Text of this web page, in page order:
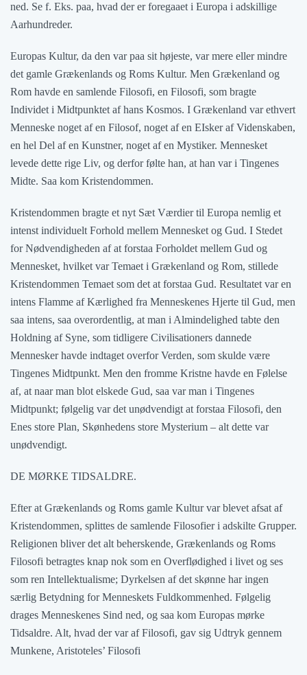
ned. Se f. Eks. paa, hvad der er foregaaet i Europa i adskillige
Aarhundreder.
Europas Kultur, da den var paa sit højeste, var mere eller mindre
det gamle Grækenlands og Roms Kultur. Men Grækenland og
Rom havde en samlende Filosofi, en Filosofi, som bragte
Individet i Midtpunktet af hans Kosmos. I Grækenland var ethvert
Menneske noget af en Filosof, noget af en EIsker af Videnskaben,
en hel Del af en Kunstner, noget af en Mystiker. Mennesket
levede dette rige Liv, og derfor følte han, at han var i Tingenes
Midte. Saa kom Kristendommen.
Kristendommen bragte et nyt Sæt Værdier til Europa nemlig et
intenst individuelt Forhold mellem Mennesket og Gud. I Stedet
for Nødvendigheden af at forstaa Forholdet mellem Gud og
Mennesket, hvilket var Temaet i Grækenland og Rom, stillede
Kristendommen Temaet som det at forstaa Gud. Resultatet var en
intens Flamme af Kærlighed fra Menneskenes Hjerte til Gud, men
saa intens, saa overordentlig, at man i Almindelighed tabte den
Holdning af Syne, som tidligere Civilisationers dannede
Mennesker havde indtaget overfor Verden, som skulde være
Tingenes Midtpunkt. Men den fromme Kristne havde en Følelse
af, at naar man blot elskede Gud, saa var man i Tingenes
Midtpunkt; følgelig var det unødvendigt at forstaa Filosofi, den
Enes store Plan, Skønhedens store Mysterium – alt dette var
unødvendigt.
DE MØRKE TIDSALDRE.
Efter at Grækenlands og Roms gamle Kultur var blevet afsat af
Kristendommen, splittes de samlende Filosofier i adskilte Grupper.
Religionen bliver det alt beherskende, Grækenlands og Roms
Filosofi betragtes knap nok som en Overflødighed i livet og ses
som ren Intellektualisme; Dyrkelsen af det skønne har ingen
særlig Betydning for Menneskets Fuldkommenhed. Følgelig
drages Menneskenes Sind ned, og saa kom Europas mørke
Tidsaldre. Alt, hvad der var af Filosofi, gav sig Udtryk gennem
Munkene, Aristoteles’ Filosofi